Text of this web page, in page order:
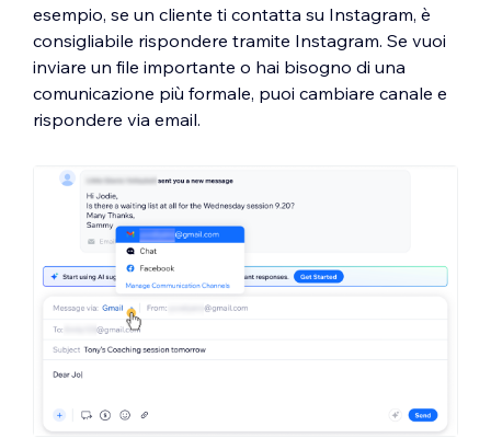
esempio, se un cliente ti contatta su Instagram, è
consigliabile rispondere tramite Instagram. Se vuoi
inviare un file importante o hai bisogno di una
comunicazione più formale, puoi cambiare canale e
rispondere via email.